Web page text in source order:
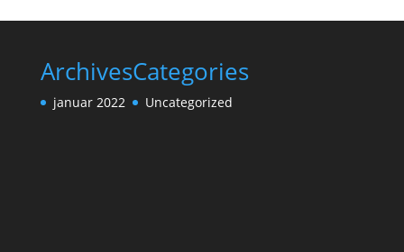
Archives
januar 2022
Categories
Uncategorized